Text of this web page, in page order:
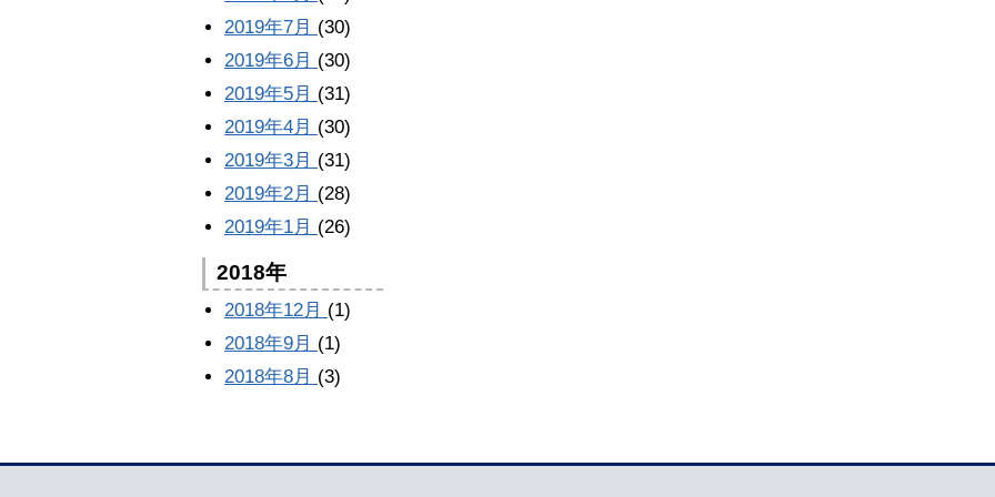
2019年7月 (30)
2019年6月 (30)
2019年5月 (31)
2019年4月 (30)
2019年3月 (31)
2019年2月 (28)
2019年1月 (26)
2018年
2018年12月 (1)
2018年9月 (1)
2018年8月 (3)